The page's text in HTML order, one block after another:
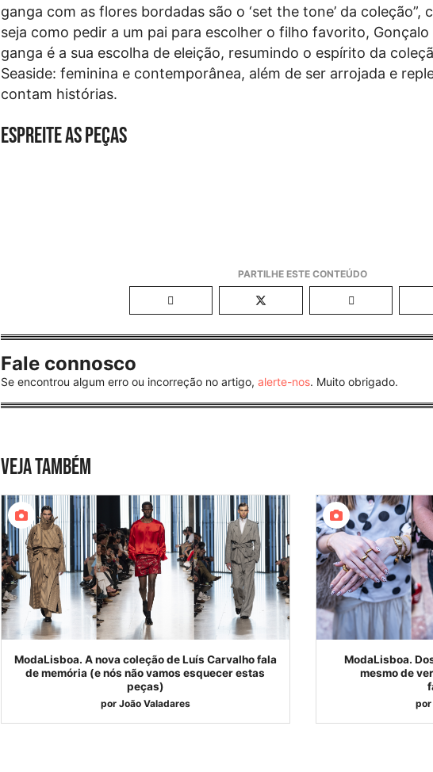
ganga com as flores bordadas são o ‘set the tone’ da coleção”,
seja como pedir a um pai para escolher o filho favorito,
ganga é a sua escolha de eleição, resumindo o espírito da
Seaside: feminina e contemporânea, além de ser arrojada e
contam histórias.
Espreite as peças
Fale connosco
Se encontrou algum erro ou incorreção no artigo, alerte-nos. Muito obrigado.
VEJA TAMBÉM
ModaLisboa. A nova coleção de Luís Carvalho fala
de memória (e nós não vamos esquecer estas
peças)
por João Valadares
ModaLisboa.
mesmo de
por